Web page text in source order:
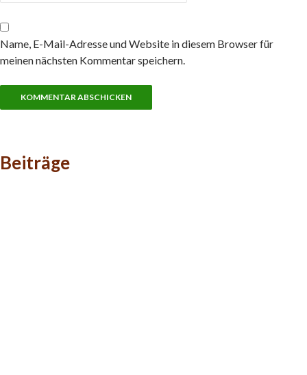
Name, E-Mail-Adresse und Website in diesem Browser für
meinen nächsten Kommentar speichern.
Beiträge